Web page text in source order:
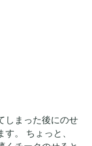
しまった後にのせ
。 ちょっと、